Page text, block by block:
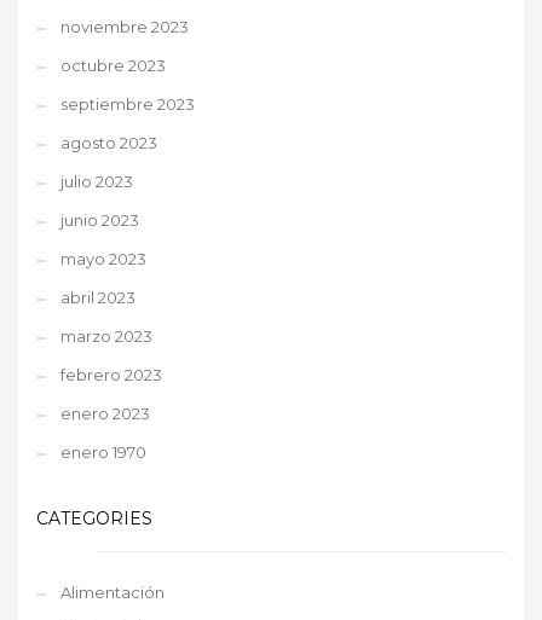
noviembre 2023
octubre 2023
septiembre 2023
agosto 2023
julio 2023
junio 2023
mayo 2023
abril 2023
marzo 2023
febrero 2023
enero 2023
enero 1970
CATEGORIES
Alimentación